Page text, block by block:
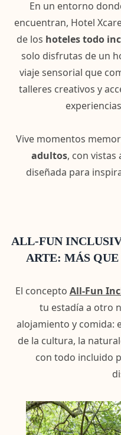
En un entorno
encuentran, Hotel
de los hoteles todo
solo disfrutas de un
viaje sensorial que
talleres creativos y
Vive momentos
adultos, con vistas
diseñada para
ALL-FUN
ARTE: MÁS
El concepto All-Fun
tu estadía a otro
alojamiento y comida:
de la cultura, la
con todo incluido